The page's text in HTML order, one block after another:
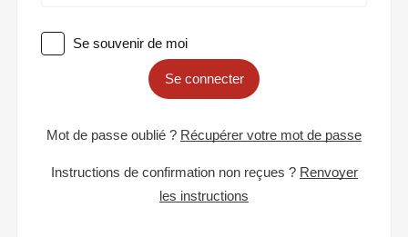
Se souvenir de moi
Se connecter
Mot de passe oublié ? Récupérer votre mot de passe
Instructions de confirmation non reçues ? Renvoyer
les instructions